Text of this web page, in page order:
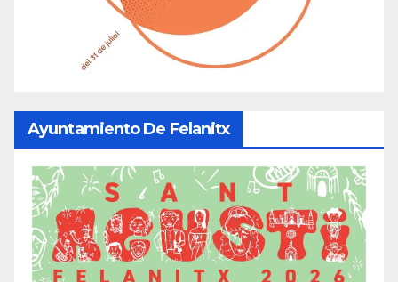
Ayuntamiento De Felanitx